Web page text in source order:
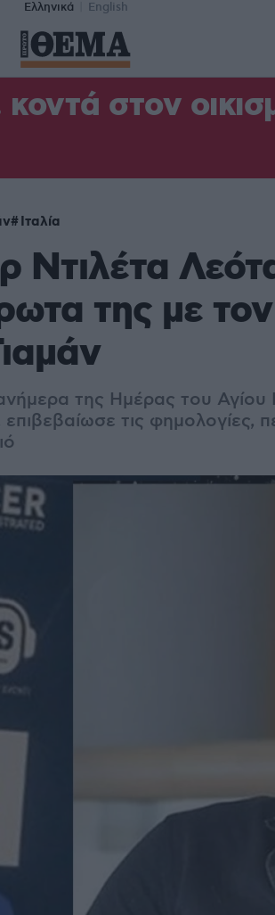
Ελληνικά English
στον
Ιταλία
Ντιλέτα
της με
της Ημέρας του Αγίου
επιβεβαίωσε τις φημολογίες,